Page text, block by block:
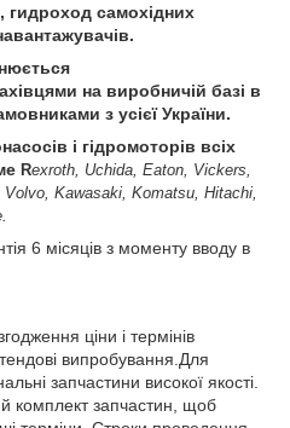
гидроход самохідних
на виробничій базі в
з усієї України.
і гідромоторів всіх
Rexroth, Uchida, Eaton, Vickers,
Kawasaki, Komatsu, Hitachi,
6 місяців з моменту вводу в
ціни і термінів
випробування.Для
запчастини високої якості.
комплект запчастин, щоб